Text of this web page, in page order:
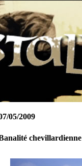
05/2009
chevillardienne